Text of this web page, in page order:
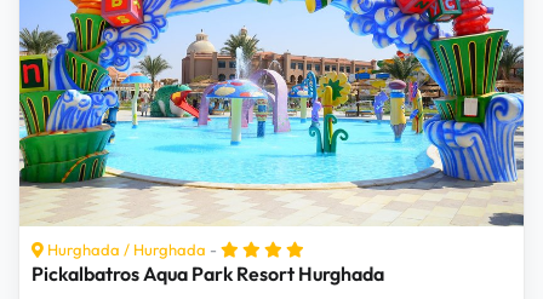
Hurghada / Hurghada -
Pickalbatros Aqua Park Resort Hurghada